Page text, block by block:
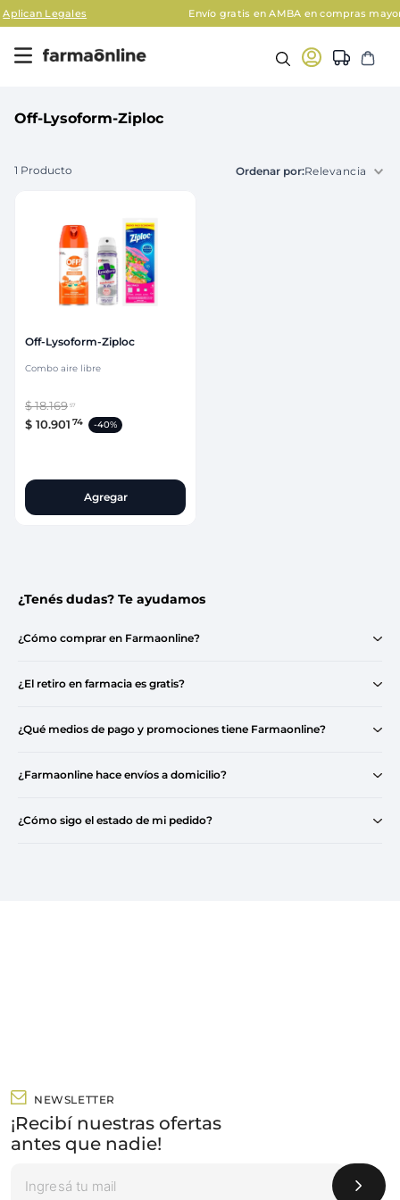
Envío gratis en AMBA en compras mayores a
Off-Lysoform-Ziploc
1 Producto Relevancia
Off-Lysoform-Ziploc
Combo aire libre
$18.169 57
$ 10.901 74 -40%
Agregar
¿Tenés dudas? Te ayudamos
¿Cómo comprar en Farmaonline?
¿El retiro en farmacia es gratis?
¿Qué medios de pago y promociones tiene Farmaonline?
¿Farmaonline hace envíos a domicilio?
¿Cómo sigo el estado de mi pedido?
NEWSLETTER
¡Recibí nuestras ofertas
antes que nadie!